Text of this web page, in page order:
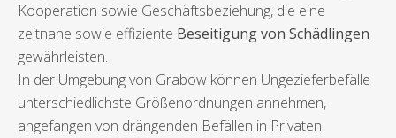
Kooperation sowie Geschäftsbeziehung, die eine
zeitnahe sowie effiziente Beseitigung von Schädlingen
gewährleisten.
In der Umgebung von Grabow können Ungezieferbefälle
unterschiedlichste Größenordnungen annehmen,
angefangen von drängenden Befällen in Privaten